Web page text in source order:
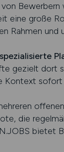
eine große
Rahmen
gezielt dort
Kontext sofort
die
bietet